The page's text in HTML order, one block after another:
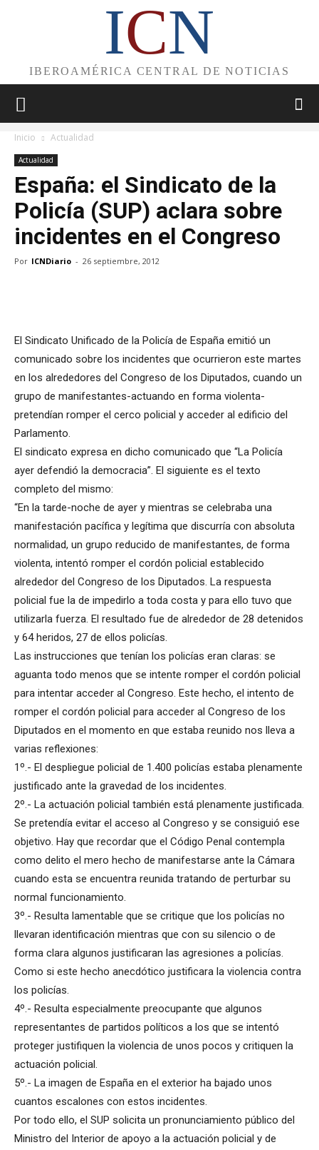
ICN
IBEROAMÉRICA CENTRAL DE NOTICIAS
Inicio Actualidad
Actualidad
España: el Sindicato de la
Policía (SUP) aclara sobre
incidentes en el Congreso
Por ICNDiario - 26 septiembre, 2012
El Sindicato Unificado de la Policía de España emitió un
comunicado sobre los incidentes que ocurrieron este martes
en los alrededores del Congreso de los Diputados, cuando un
grupo de manifestantes-actuando en forma violenta-
pretendían romper el cerco policial y acceder al edificio del
Parlamento.
El sindicato expresa en dicho comunicado que “La Policía
ayer defendió la democracia”. El siguiente es el texto
completo del mismo:
“En la tarde-noche de ayer y mientras se celebraba una
manifestación pacífica y legítima que discurría con absoluta
normalidad, un grupo reducido de manifestantes, de forma
violenta, intentó romper el cordón policial establecido
alrededor del Congreso de los Diputados. La respuesta
policial fue la de impedirlo a toda costa y para ello tuvo que
utilizarla fuerza. El resultado fue de alrededor de 28 detenidos
y 64 heridos, 27 de ellos policías.
Las instrucciones que tenían los policías eran claras: se
aguanta todo menos que se intente romper el cordón policial
para intentar acceder al Congreso. Este hecho, el intento de
romper el cordón policial para acceder al Congreso de los
Diputados en el momento en que estaba reunido nos lleva a
varias reflexiones:
1º.- El despliegue policial de 1.400 policías estaba plenamente
justificado ante la gravedad de los incidentes.
2º.- La actuación policial también está plenamente justificada.
Se pretendía evitar el acceso al Congreso y se consiguió ese
objetivo. Hay que recordar que el Código Penal contempla
como delito el mero hecho de manifestarse ante la Cámara
cuando esta se encuentra reunida tratando de perturbar su
normal funcionamiento.
3º.- Resulta lamentable que se critique que los policías no
llevaran identificación mientras que con su silencio o de
forma clara algunos justificaran las agresiones a policías.
Como si este hecho anecdótico justificara la violencia contra
los policías.
4º.- Resulta especialmente preocupante que algunos
representantes de partidos políticos a los que se intentó
proteger justifiquen la violencia de unos pocos y critiquen la
actuación policial.
5º.- La imagen de España en el exterior ha bajado unos
cuantos escalones con estos incidentes.
Por todo ello, el SUP solicita un pronunciamiento público del
Ministro del Interior de apoyo a la actuación policial y de